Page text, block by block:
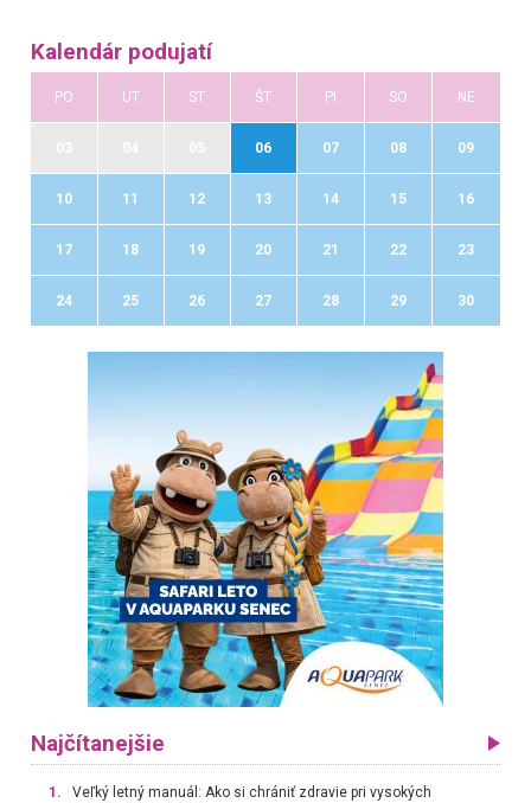
Kalendár podujatí
PO UT ST ŠT PI SO NE
06 07 08 09
10 11 12 13 14 15 16
17 18 19 20 21 22 23
24 25 26 27 28 29 30
Najčítanejšie
1.
Veľký letný manuál: Ako si chrániť zdravie pri vysokých